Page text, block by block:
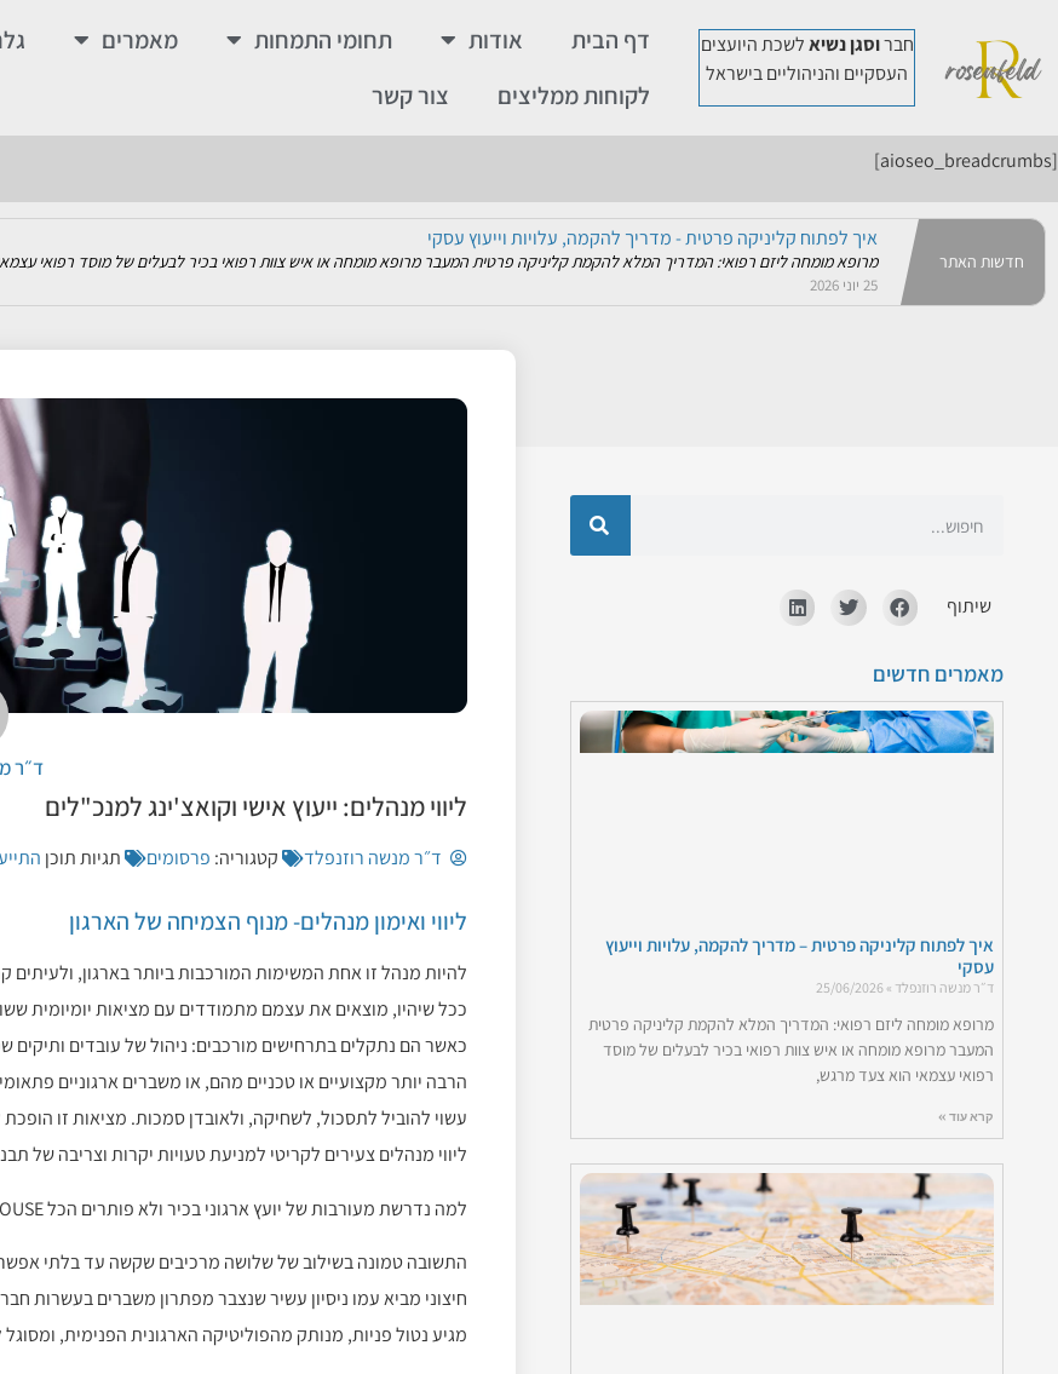
חברוסגן נשיאלשכת היועצים
העסקיים והניהוליים בישראל
דף הבית אודות תחומי התמחות מאמרים
לקוחות ממליצים
צור קשר
[aioseo_breadcrumbs]
חדשות האתר
ייעוץ עסקי לעסק משפחתי: כשהשולחן במשרד מתחבר לשולחן השבת
אין זירה עסקית מורכבת, נפיצה וטעונה יותר מזו של עסק משפחתי. בניגוד לכל מודל עסקי "סטרילי", כאן הגבולות מטושטשים כמעט בהגדרה;
08 דצמבר 2025
איך לפתוח קליניקה פרטית - מדריך להקמה, עלויות וייעוץ עסקי
25 יוני 2026
הרצאות בנושא קבלת החלטות ויזמות - מומחה עסקי
הרצאות בנושא קבלת החלטות- דר מנשה רוזנפלד אחד הפערים הכואבים והנפוצים ביותר בעולם העסקי והארגוני הוא הדיסוננס שבין מומחיות
25 יוני 2026
כמה עסקים פעילים בישראל? כמה נפתחים וכמה נסגרים כל שנה? מהם שיעורי השרידות? הנתונים הבאים מבוססים על דוחות רשמיים של
שליטה בתזרים מזומנים היא אחד הכלים הקריטיים ביותר לניהול עסק בריא. עסקים רבים שמראים רווח על הנייר נקלעים לקשיים דווקא בגלל
הבראת עסקים
כל בעל עסק מנוסה יודע שלכל עסק יש עליות ומורדות – תקופות שפל, תקופות שיא וגם משברים של ממש. הבראת עסקים היא תהליך מקצועי
הכנת תוכנית עסקית- מפת הדרכים שלכם להצלחת הארגון
בעולם היזמות והניהול, רעיון טוב הוא רק נקודת ההתחלה. קיים מרחק גדול בין חזון מבריק לבין עסק רווחי ומתפקד רצוף באתגרים, החלטות
14 דצמבר 2025
מחקר שוק הוא הרבה מעבר לאיסוף נתונים סטטיסטיים – זוהי המתודולוגיה המובנית המאפשרת לארגונים לגשר על הפער בין ההנחה העסקית
ייעוץ עסקי לעורכי דין: המדריך המלא לניהול משרד עורכי דין רווחי
ייעוץ עסקי לעסק משפחתי: כשהשולחן במשרד מתחבר לשולחן השבת
אין זירה עסקית מורכבת, נפיצה וטעונה יותר מזו של עסק משפחתי. בניגוד לכל מודל עסקי "סטרילי", כאן הגבולות מטושטשים כמעט בהגדרה;
08 דצמבר 2025
איך לפתוח קליניקה פרטית - מדריך להקמה, עלויות וייעוץ עסקי
מרופא מומחה ליזם רפואי: המדריך המלא להקמת קליניקה פרטית המעבר מרופא מומחה או איש צוות רפואי בכיר לבעלים של מוסד רפואי
25 יוני 2026
שיתוף
מאמרים חדשים
איך לפתוח קליניקה פרטית – מדריך להקמה, עלויות וייעוץ
עסקי
ד״ר מנשה רוזנפלד
מרופא מומחה ליזם רפואי: המדריך המלא להקמת קליניקה פרטית
המעבר מרופא מומחה או איש צוות רפואי בכיר לבעלים של מוסד
רפואי עצמאי הוא צעד מרגש,
קרא עוד »
ד״ר
ליווי מנהלים: ייעוץ אישי וקואצ'ינג למנכ"לים
ד״ר מנשה רוזנפלד קטגוריה: פרסומים תגיות תוכן
ליווי ואימון מנהלים- מנוף הצמיחה של הארגון
להיות מנהל זו אחת המשימות המורכבות ביותר בארגון, ולעיתים
ככל שיהיו, מוצאים את עצמם מתמודדים עם מציאות יומיומית
כאשר הם נתקלים בתרחישים מורכבים: ניהול של עובדים
הרבה יותר מקצועיים או טכניים מהם, או משברים ארגוניים
עשוי להוביל לתסכול, לשחיקה, ולאובדן סמכות. מציאות זו
ליווי מנהלים צעירים לקריטי למניעת טעויות יקרות וצריבה של
למה נדרשת מעורבות של יועץ ארגוני בכיר ולא פותרים הכל IN HOUSE?
התשובה טמונה בשילוב של שלושה מרכיבים שקשה עד בלתי אפשרי
חיצוני מביא עמו ניסיון עשיר שנצבר מפתרון משברים בעשרות
מגיע נטול פניות, מנותק מהפוליטיקה הארגונית הפנימית,